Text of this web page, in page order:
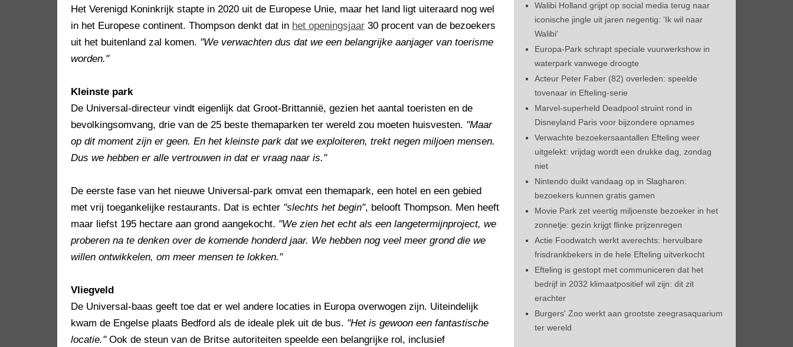
Het Verenigd Koninkrijk stapte in 2020 uit de Europese Unie, maar het land ligt uiteraard nog wel
in het Europese continent. Thompson denkt dat in het openingsjaar 30 procent van de bezoekers
uit het buitenland zal komen. "We verwachten dus dat we een belangrijke aanjager van toerisme
worden."
Kleinste park
De Universal-directeur vindt eigenlijk dat Groot-Brittannië, gezien het aantal toeristen en de
bevolkingsomvang, drie van de 25 beste themaparken ter wereld zou moeten huisvesten. "Maar
op dit moment zijn er geen. En het kleinste park dat we exploiteren, trekt negen miljoen mensen.
Dus we hebben er alle vertrouwen in dat er vraag naar is."
De eerste fase van het nieuwe Universal-park omvat een themapark, een hotel en een gebied
met vrij toegankelijke restaurants. Dat is echter "slechts het begin", belooft Thompson. Men heeft
maar liefst 195 hectare aan grond aangekocht. "We zien het echt als een langetermijnproject, we
proberen na te denken over de komende honderd jaar. We hebben nog veel meer grond die we
willen ontwikkelen, om meer mensen te lokken."
Vliegveld
De Universal-baas geeft toe dat er wel andere locaties in Europa overwogen zijn. Uiteindelijk
kwam de Engelse plaats Bedford als de ideale plek uit de bus. "Het is gewoon een fantastische
locatie."Ook de steun van de Britse autoriteiten speelde een belangrijke rol, inclusief
Walibi Holland grijpt op social media terug naar
iconische jingle uit jaren negentig: 'Ik wil naar
Walibi'
Europa-Park schrapt speciale vuurwerkshow in
waterpark vanwege droogte
Acteur Peter Faber (82) overleden: speelde
tovenaar in Efteling-serie
Marvel-superheld Deadpool struint rond in
Disneyland Paris voor bijzondere opnames
Verwachte bezoekersaantallen Efteling weer
uitgelekt: vrijdag wordt een drukke dag, zondag
niet
Nintendo duikt vandaag op in Slagharen:
bezoekers kunnen gratis gamen
Movie Park zet veertig miljoenste bezoeker in het
zonnetje: gezin krijgt flinke prijzenregen
Actie Foodwatch werkt averechts: hervulbare
frisdrankbekers in de hele Efteling uitverkocht
Efteling is gestopt met communiceren dat het
bedrijf in 2032 klimaatpositief wil zijn: dit zit
erachter
Burgers' Zoo werkt aan grootste zeegrasaquarium
ter wereld